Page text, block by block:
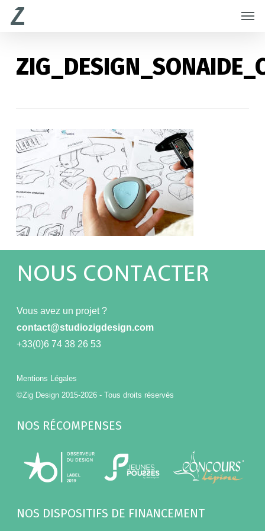
Skip
content
NOUS CONTACTER
Vous avez un projet ?
contact@studiozigdesign.com
+33(0)6 74 38 26 53
Mentions Légales
©Zig Design 2015-2026 - Tous droits réservés
NOS RÉCOMPENSES
NOS DISPOSITIFS DE FINANCEMENT